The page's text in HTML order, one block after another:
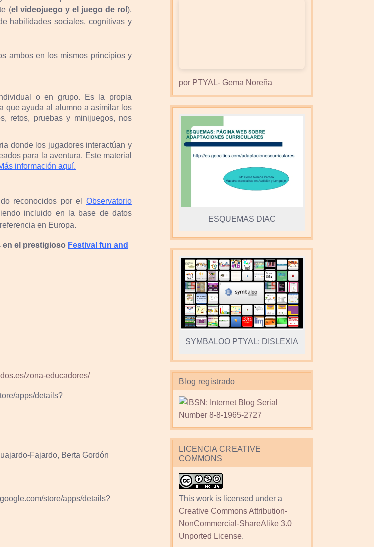
(el videojuego y el juego de rol),
habilidades sociales, cognitivas y
ambos en los mismos principios y
o en grupo. Es la propia
que ayuda al alumno a asimilar los
retos, pruebas y minijuegos, nos
donde los jugadores interactúan y
para la aventura. Este material
información aquí.
reconocidos por el Observatorio
incluido en la base de datos
en Europa.
en el prestigioso Festival fun and
zona-educadores/
apps/details?
Fajardo, Berta Gordón
store/apps/details?
por PTYAL- Gema Noreña
ESQUEMAS DIAC
SYMBALOO PTYAL: DISLEXIA
Blog registrado
LICENCIA CREATIVE
COMMONS
This work is licensed under a
Creative Commons Attribution-
NonCommercial-ShareAlike 3.0
Unported License.